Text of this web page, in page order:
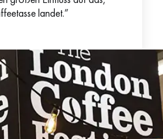
landet.”